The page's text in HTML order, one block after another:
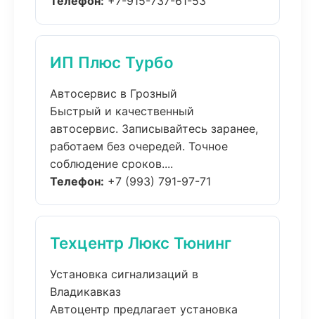
ИП Плюс Турбо
Автосервис в Грозный
Быстрый и качественный
автосервис. Записывайтесь заранее,
работаем без очередей. Точное
соблюдение сроков....
Телефон: +7 (993) 791-97-71
Техцентр Люкс Тюнинг
Установка сигнализаций в
Владикавказ
Автоцентр предлагает установка